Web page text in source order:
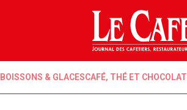
BOISSONS & GLACESCAFÉ, THÉ ET CHOCOLAT